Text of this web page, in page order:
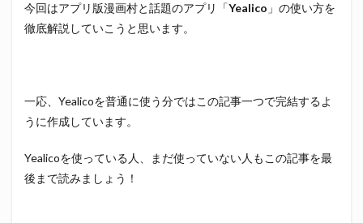
今回はアプリ版漫画村と話題のアプリ「Yealico 」の使い方を
徹底解説していこうと思います。
一応、Yealicoを普通に使う分ではこの記事一つで完結するよ
うに作成しています。
Yealicoを使っている人、まだ使っていない人もこの記事を最
後まで読みましょう！